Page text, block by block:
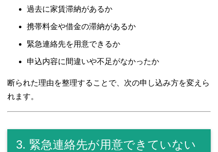
過去に家賃滞納があるか
携帯料金や借金の滞納があるか
緊急連絡先を用意できるか
申込内容に間違いや不足がなかったか
断られた理由を整理することで、次の申し込み方を変えら
れます。
3. 緊急連絡先が用意できていない